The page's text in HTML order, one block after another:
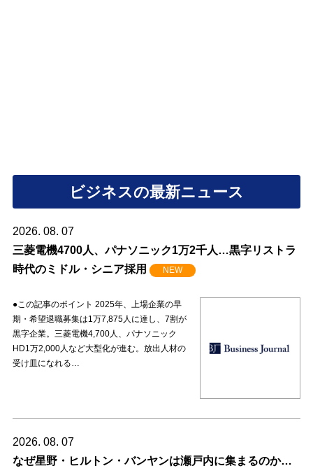
ビジネスの最新ニュース
2026. 08. 07
三菱電機4700人、パナソニック1万2千人…黒字リストラ
時代のミドル・シニア採用
NEW
●この記事のポイント 2025年、上場企業の早
期・希望退職募集は1万7,875人に達し、7割が
黒字企業。三菱電機4,700人、パナソニック
HD1万2,000人など大型化が進む。放出人材の
受け皿になれる…
2026. 08. 07
なぜ星野・ヒルトン・バンヤンは瀬戸内に集まるのか…